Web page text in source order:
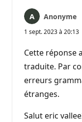
Anonyme
1 sept. 2023 à 20:13
Cette réponse
traduite. Par
erreurs
étranges.
Salut eric